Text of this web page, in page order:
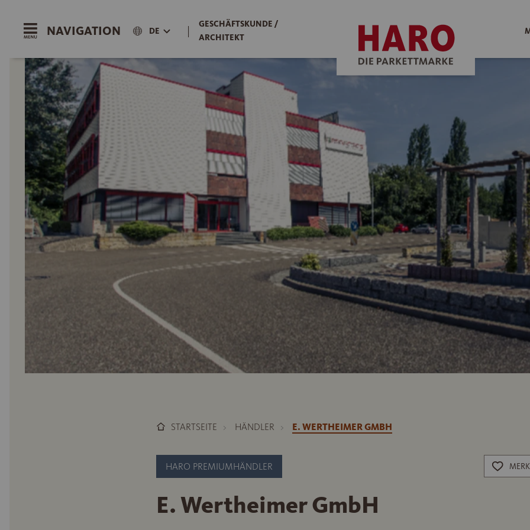
NAVIGATION DE |
GESCHÄFTSKUNDE /
ARCHITEKT
STARTSEITE HÄNDLER E. WERTHEIMER GMBH
HARO PREMIUMHÄNDLER
E. Wertheimer GmbH